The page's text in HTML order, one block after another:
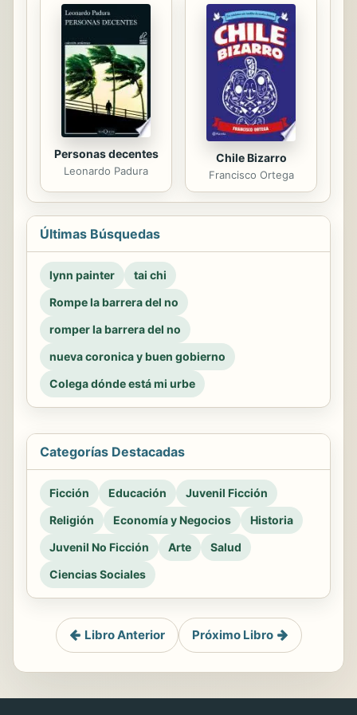
Personas decentes
Leonardo Padura
Chile Bizarro
Francisco Ortega
Últimas Búsquedas
lynn painter
tai chi
Rompe la barrera del no
romper la barrera del no
nueva coronica y buen gobierno
Colega dónde está mi urbe
Categorías Destacadas
Ficción Educación
Juvenil Ficción
Religión
Economía y Negocios
Historia
Juvenil No Ficción
Arte
Salud
Ciencias Sociales
Libro Anterior Próximo Libro